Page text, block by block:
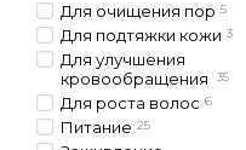
Для очищения пор 5
Для подтяжки кожи 3
Для улучшения
кровообращения
35
Для роста волос 6
Питание 25